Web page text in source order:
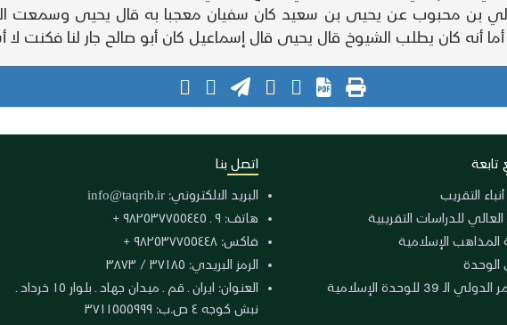
لي بن محبوب عن يحيى بن سعيد كان سفيان معجبا به قال يحيى وسمعت
أنه كان يطلب الشيوخ قال يحيى قال إسماعيل كان أبو صالح جار لنا فكنت
تابعة
التقريب
العالي للدراسات التقريبية
المذاهب الإسلامية
الـ 39 للوحدة الإسلامية
اتصل بنا
البريد الالكتروني: info@taqrib.ir
هاتف: ٩ ـ ٩٨٢٥٣٧٧٥٥٤٤٥ +
فاكس: ٩٨٢٥٣٧٧٥٥٤٤٨ +
الرمز البريدي: ٣٧١٨٥ / ٣٨٧٣
العنوان: ايران ـ قم ـ ميدان جهاد ـ بلوار ١٥ خرداد ـ
نبش كوجه ٤ ص.ب: ٣٧١١٥٥٥٩٩٩